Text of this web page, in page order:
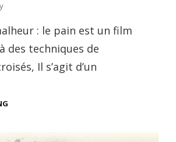
: le pain est un film
des techniques de
Il s’agit d’un